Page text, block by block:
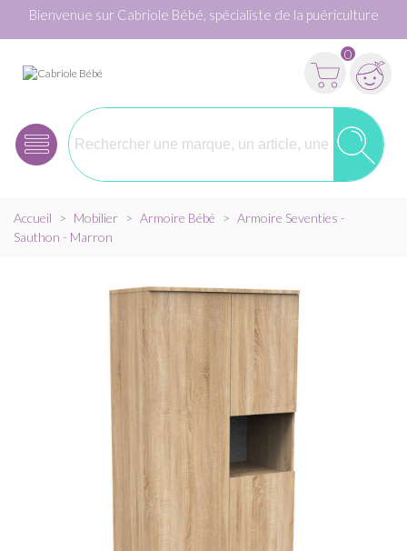
Bienvenue sur Cabriole Bébé, spécialiste de la puériculture
0
Accueil > Mobilier > Armoire Bébé > Armoire Seventies -
Sauthon - Marron